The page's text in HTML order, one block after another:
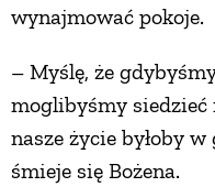
wynajmować pokoje.
– Myślę, że
moglibyśmy siedzieć
nasze życie byłoby
śmieje się Bożena.